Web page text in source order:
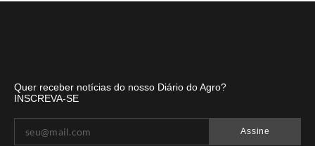
Quer receber notícias do nosso Diário do Agro?
INSCREVA-SE
Assine